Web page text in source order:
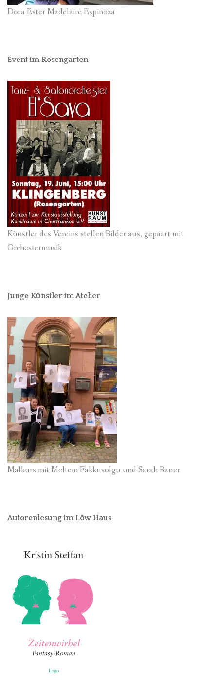
Dora Ester Madelaire Espinoza
Event im Rosengarten
Künstler des Vereins stellen Bilder aus, gepaart mit
Orchestermusik
Junge Künstler im Atelier
Malkurs mit Meltem Fakkusolgu und Sarah Bauer
Autorenlesung im Löw Haus